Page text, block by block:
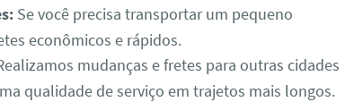
Se você precisa transportar um pequeno
econômicos e rápidos.
mudanças e fretes para outras cidades
qualidade de serviço em trajetos mais longos.